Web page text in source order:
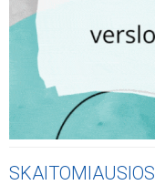
SKAITOMIAUSIOS